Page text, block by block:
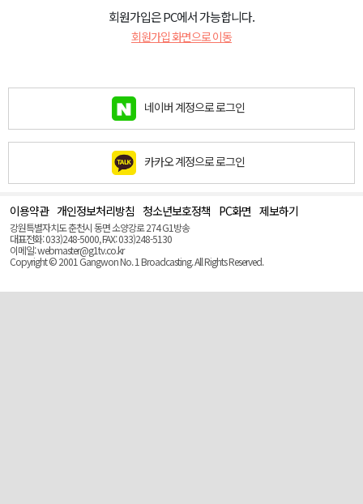
회원가입은 PC에서 가능합니다.
회원가입 화면으로 이동
네이버 계정으로 로그인
카카오 계정으로 로그인
이용약관 개인정보처리방침 청소년보호정책 PC화면 제보하기
강원특별자치도 춘천시 동면 소양강로 274 G1방송
대표전화: 033)248-5000, FAX: 033)248-5130
이메일: webmaster@g1tv.co.kr
Copyright © 2001 Gangwon No. 1 Broadcasting. All Rights Reserved.